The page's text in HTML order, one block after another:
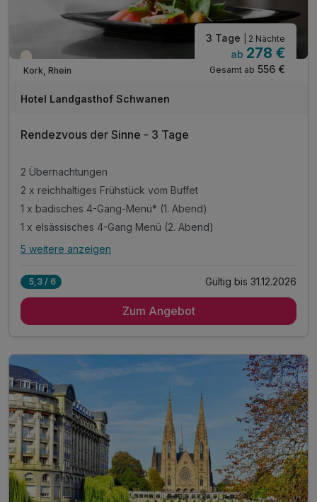
Teilweise ausgelastet
Kork, Rhein
3 Tage | 2 Nächte
ab 278 €
Gesamt ab 556 €
Hotel Landgasthof Schwanen
Rendezvous der Sinne - 3 Tage
2 Übernachtungen
2 x reichhaltiges Frühstück vom Buffet
1 x badisches 4-Gang-Menü* (1. Abend)
1 x elsässisches 4-Gang Menü (2. Abend)
Alle Inklusivleistungen
2 x reichhaltiges Frühstück vom Buffet
1 x 1 Flasche Wein
1 x Willkommensgetränk
inkl. Parkplatz
inkl. WLAN
inkl. Übernachtungssteuer
5 weitere anzeigen
5,3 / 6 Gültig bis 31.12.2026
Zum Angebot